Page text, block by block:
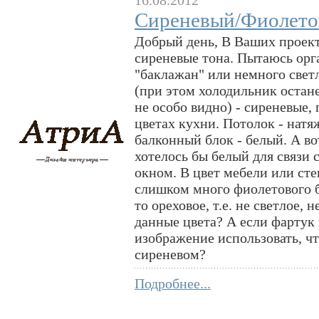
Сиреневый/
Добрый день, В Ваших
сиреневые тона. Пытаюсь
"баклажан" или немного
(при этом холодильник
не особо видно) - сиреневые,
цветах кухни. Потолок -
балконный блок - белый. А
хотелось бы белый для
окном. В цвет мебели или
слишком много фиолетового
то ореховое, т.е. не светлое,
данные цвета? А если фартук
изображение использовать,
сиреневом?
Подробнее...